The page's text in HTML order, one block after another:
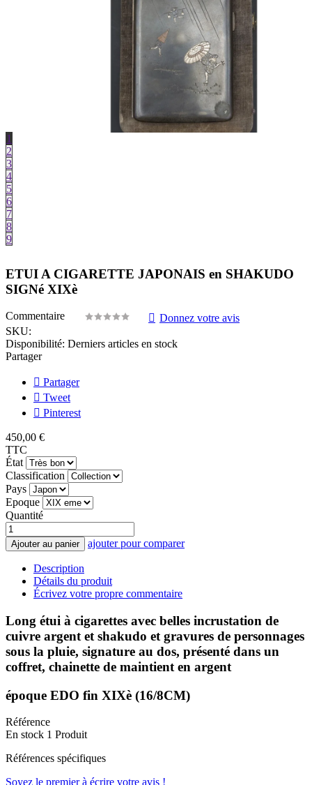
1
2
3
4
5
6
7
8
9
ETUI A CIGARETTE JAPONAIS en SHAKUDO
SIGNé XIXè
Commentaire
Donnez votre avis
SKU:
Disponibilité: Derniers articles en stock
Partager
Partager
Tweet
Pinterest
450,00 €
TTC
État
Classification
Pays
Epoque
Quantité
Ajouter au panier ajouter pour comparer
Description
Détails du produit
Écrivez votre propre commentaire
Long étui à cigarettes avec belles incrustation de
cuivre argent et shakudo et gravures de personnages
sous la pluie, signature au dos, présenté dans un
coffret, chainette de maintient en argent
époque EDO fin XIXè (16/8CM)
Référence
En stock 1 Produit
Références spécifiques
Soyez le premier à écrire votre avis !